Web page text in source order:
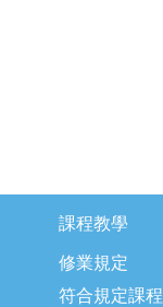
課程教學
修業規定
符合規定課程